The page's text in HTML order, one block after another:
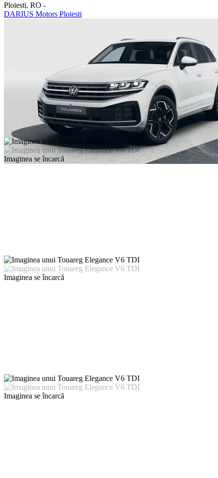
Ploiesti, RO -
DARIUS Motors Ploiesti
Imaginea se încarcă
Imaginea se încarcă
Imaginea se încarcă